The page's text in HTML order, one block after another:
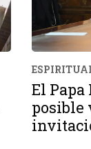
El
posible